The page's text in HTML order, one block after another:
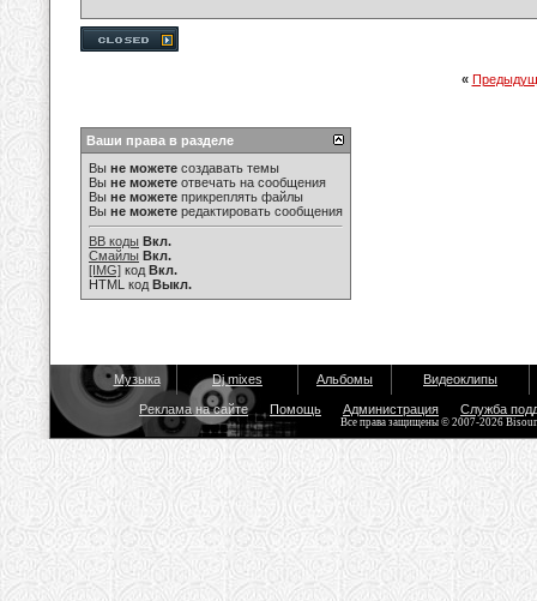
«
Ваши права в разделе
Вы не можете создавать темы
Вы не можете отвечать на сообщения
Вы не можете прикреплять файлы
Вы не можете редактировать сообщения
BB коды Вкл.
Смайлы Вкл.
[IMG] код Вкл.
HTML код Выкл.
Музыка Dj mixes Альбомы Видеоклипы
Реклама на сайте Помощь Администрация Служба
Все права защищены © 2007-2026